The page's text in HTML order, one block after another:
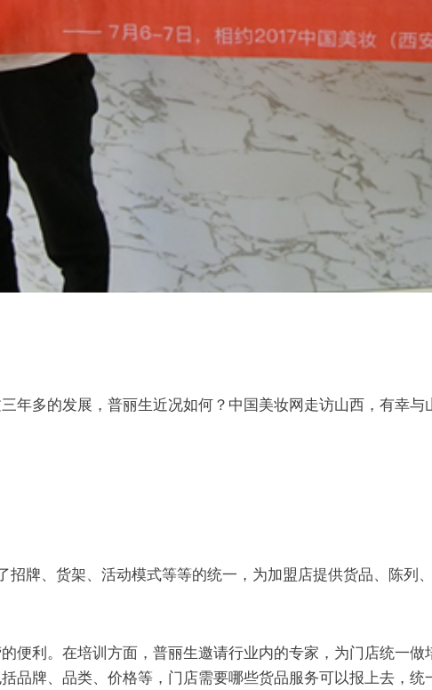
年多的发展，普丽生近况如何？中国美妆网走访山西，有幸
招牌、货架、活动模式等等的统一，为加盟店提供货品、陈列
便利。在培训方面，普丽生邀请行业内的专家，为门店统一
品牌、品类、价格等，门店需要哪些货品服务可以报上去，